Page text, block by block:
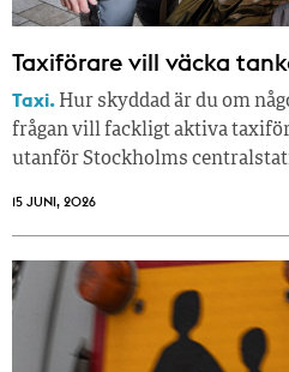
Taxiförare vill väcka
Taxi. Hur skyddad är du om
frågan vill fackligt aktiva
utanför Stockholms
15 JUNI, 2026